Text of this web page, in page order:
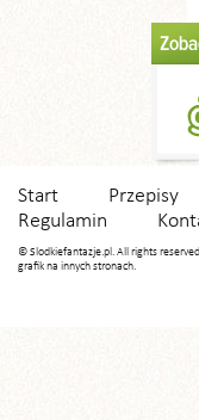
Start Przepisy
Regulamin
© Slodkiefantazje.pl. All rights
grafik na innych stronach.